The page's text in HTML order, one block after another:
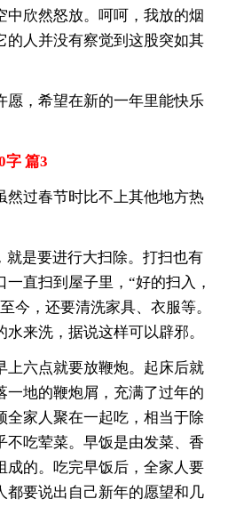
中欣然怒放。呵呵，我放的烟
的人并没有察觉到这股突如其
愿，希望在新的一年里能快乐
字 篇3
然过春节时比不上其他地方热
就是要进行大扫除。打扫也有
直扫到屋子里，“好的扫入，
今，还要清洗家具、衣服等。
来洗，据说这样可以辟邪。
上六点就要放鞭炮。起床后就
一地的鞭炮屑，充满了过年的
全家人聚在一起吃，相当于除
不吃荤菜。早饭是由发菜、香
成的。吃完早饭后，全家人要
都要说出自己新年的愿望和几